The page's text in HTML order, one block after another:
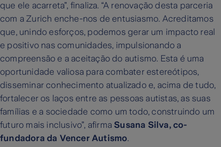
que ele acarreta”, finaliza. “A renovação desta parceria
com a Zurich enche-nos de entusiasmo. Acreditamos
que, unindo esforços, podemos gerar um impacto real
e positivo nas comunidades, impulsionando a
compreensão e a aceitação do autismo. Esta é uma
oportunidade valiosa para combater estereótipos,
disseminar conhecimento atualizado e, acima de tudo,
fortalecer os laços entre as pessoas autistas, as suas
famílias e a sociedade como um todo, construindo um
futuro mais inclusivo”, afirmaSusana Silva, co-
fundadora da Vencer Autismo.